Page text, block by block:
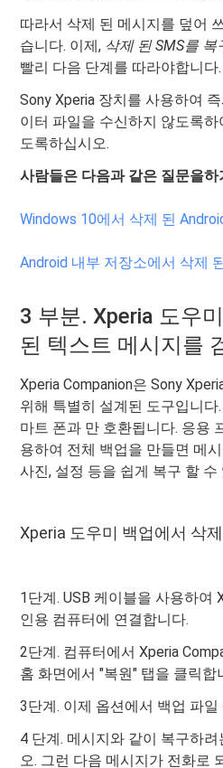
따라서 삭제 된 메시지를 덮어
습니다. 이제, 삭제 된 SMS를 복
빨리 다음 단계를 따라야합니다.
Sony Xperia 장치를 사용하여
이터 파일을 수신하지 않도록
도록하십시오.
사람들은 다음과 같은 질문을하
Windows 10에서 삭제 된
Android 내부 저장소에서 삭제
3 부분. Xperia 도우
된 텍스트 메시지를
Xperia Companion은 Sony
위해 특별히 설계된 도구입니다
마트 폰과 만 호환됩니다. 응용
용하여 전체 백업을 만들면 메
사진, 설정 등을 쉽게 복구 할 수
Xperia 도우미 백업에서 삭
1단계. USB 케이블을 사용하여
인용 컴퓨터에 연결합니다.
2단계. 컴퓨터에서 Xperia
홈 화면에서 "복원" 탭을 클릭합
3단계. 이제 옵션에서 백업 파
4 단계. 메시지와 같이 복구하려
오. 그런 다음 메시지가 전화로